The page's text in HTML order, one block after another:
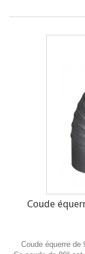
Coude
Coude équerre de